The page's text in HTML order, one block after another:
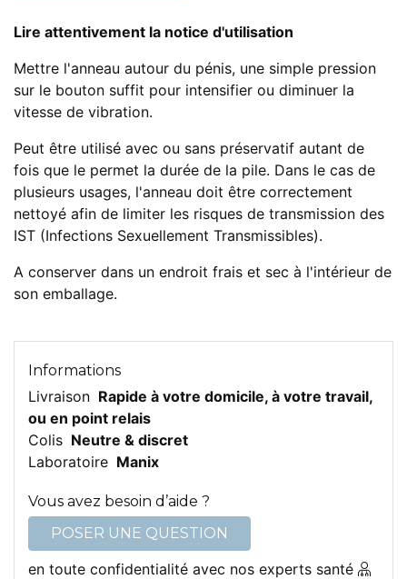
Lire attentivement la notice d'utilisation
Mettre l'anneau autour du pénis, une simple pression
sur le bouton suffit pour intensifier ou diminuer la
vitesse de vibration.
Peut être utilisé avec ou sans préservatif autant de
fois que le permet la durée de la pile. Dans le cas de
plusieurs usages, l'anneau doit être correctement
nettoyé afin de limiter les risques de transmission des
IST (Infections Sexuellement Transmissibles).
A conserver dans un endroit frais et sec à l'intérieur de
son emballage.
Informations
Livraison Rapide à votre domicile, à votre travail,
ou en point relais
Colis Neutre & discret
Laboratoire Manix
Vous avez besoin d’aide ?
POSER UNE QUESTION
en toute confidentialité avec nos experts santé